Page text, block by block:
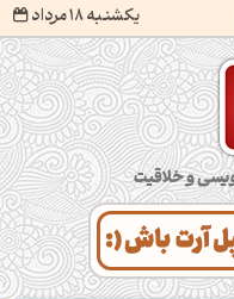
یکشنبه 18 مرداد